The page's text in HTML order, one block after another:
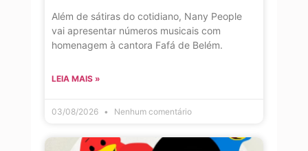
Além de sátiras do cotidiano, Nany People
vai apresentar números musicais com
homenagem à cantora Fafá de Belém.
LEIA MAIS »
03/08/2026 Nenhum comentário